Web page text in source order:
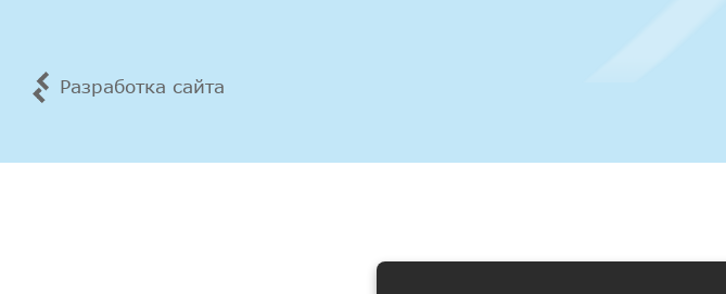
Разработка сайта